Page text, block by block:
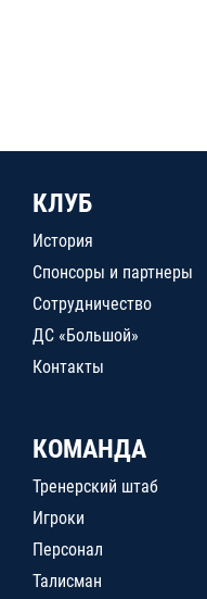
КЛУБ
История
Спонсоры и партнеры
Сотрудничество
ДС «Большой»
Контакты
КОМАНДА
Тренерский штаб
Игроки
Персонал
Талисман